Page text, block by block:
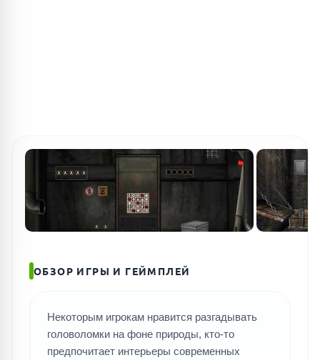
ОБЗОР ИГРЫ И ГЕЙМПЛЕЙ
Некоторым игрокам нравится разгадывать
головоломки на фоне природы, кто-то
предпочитает интерьеры современных